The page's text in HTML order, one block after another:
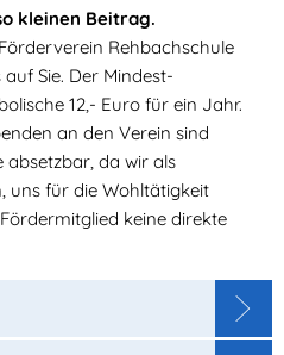
kleinen Beitrag.
Rehbachschule
Sie. Der Mindest-
12,- Euro für ein Jahr.
an den Verein sind
absetzbar, da wir als
uns für die Wohltätigkeit
keine direkte